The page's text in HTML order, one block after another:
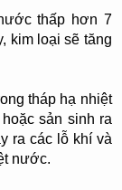
thấp hơn 7
kim loại sẽ tăng
tháp hạ nhiệt
sản sinh ra
ra các lỗ khí và
nước.